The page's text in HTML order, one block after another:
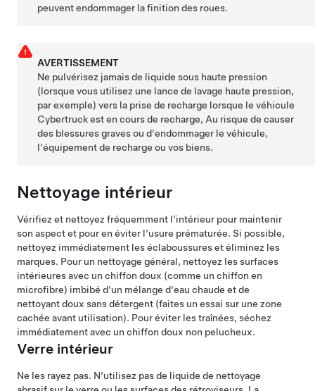
peuvent endommager la finition des roues.
AVERTISSEMENT
Ne pulvérisez jamais de liquide sous haute pression
(lorsque vous utilisez une lance de lavage haute pression,
par exemple) vers la prise de recharge lorsque le véhicule
Cybertruckest en cours de recharge, Au risque de causer
des blessures graves ou d'endommager le véhicule,
l'équipement de recharge ou vos biens.
Nettoyage intérieur
Vérifiez et nettoyez fréquemment l’intérieur pour maintenir
son aspect et pour en éviter l’usure prématurée. Si possible,
nettoyez immédiatement les éclaboussures et éliminez les
marques. Pour un nettoyage général, nettoyez les surfaces
intérieures avec un chiffon doux (comme un chiffon en
microfibre) imbibé d'un mélange d'eau chaude et de
nettoyant doux sans détergent (faites un essai sur une zone
cachée avant utilisation). Pour éviter les traînées, séchez
immédiatement avec un chiffon doux non pelucheux.
Verre intérieur
Ne les rayez pas. N’utilisez pas de liquide de nettoyage